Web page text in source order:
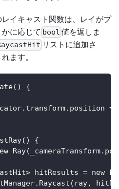
イキャスト関数は、レイがプ
に応じて bool 値を返しま
リストに追加さ
ます。
{
=
{
hitResults = new